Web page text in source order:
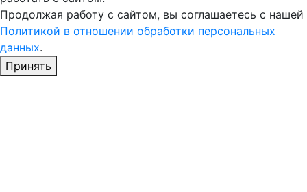
Продолжая работу с сайтом, вы соглашаетесь с нашей
Политикой в отношении обработки персональных
данных.
Принять